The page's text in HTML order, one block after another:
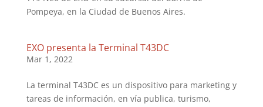
Pompeya, en la Ciudad de Buenos Aires.
EXO presenta la Terminal T43DC
Mar 1, 2022
La terminal T43DC es un dispositivo para marketing y
tareas de información, en vía publica, turismo,